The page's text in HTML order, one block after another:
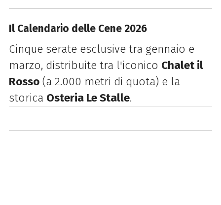
Il Calendario delle Cene 2026
Cinque serate esclusive tra gennaio e
marzo, distribuite tra l'iconico Chalet il
Rosso(a 2.000 metri di quota) e la
storica Osteria Le Stalle.